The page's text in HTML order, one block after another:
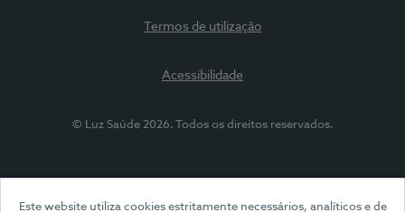
Este website utiliza cookies estritamente necessários, analíticos e de
Termos de utilização
Acessibilidade
© Luz Saúde 2026. Todos os direitos reservados.